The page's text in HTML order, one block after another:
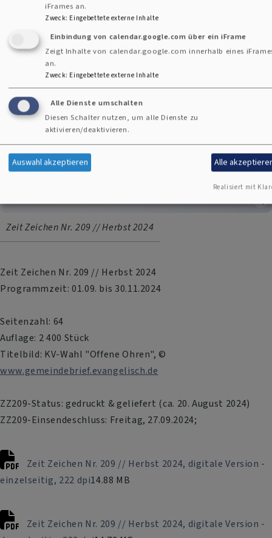
Zeit Zeichen Nr. 209 // Herbst 2024
Zeit Zeichen Nr. 209 // Herbst 2024
Programmzeit: 01.09. bis 30.11.2024
Seitenzahl: 64
Auflage: 2 400 Stück
Titelbild: KV-Wahl "Offene Ohren", ©
www.gemeindebrief.evangelisch.de
ZZ209-Status: gedruckt & geliefert (ca. 20. August 2024)
ZZ209-Einsendeschluss: Freitag, 27.09.2024;
Zeit Zeichen Nr. 209 // Herbst 2024, digitale Version -
einzelseitig, 222 dpi14.88 MB
Zeit Zeichen Nr. 209 // Herbst 2024, digitale Version -
iFrames an.
Zweck: Eingebettete externe Inhalte
Einbindung von calendar.google.com über ein iFrame
Zeigt Inhalte von calendar.google.com innerhalb eines
an.
Zweck: Eingebettete externe Inhalte
Alle Dienste umschalten
Diesen Schalter nutzen, um alle Dienste zu
aktivieren/deaktivieren.
Auswahl akzeptieren Alle
Realisiert mit